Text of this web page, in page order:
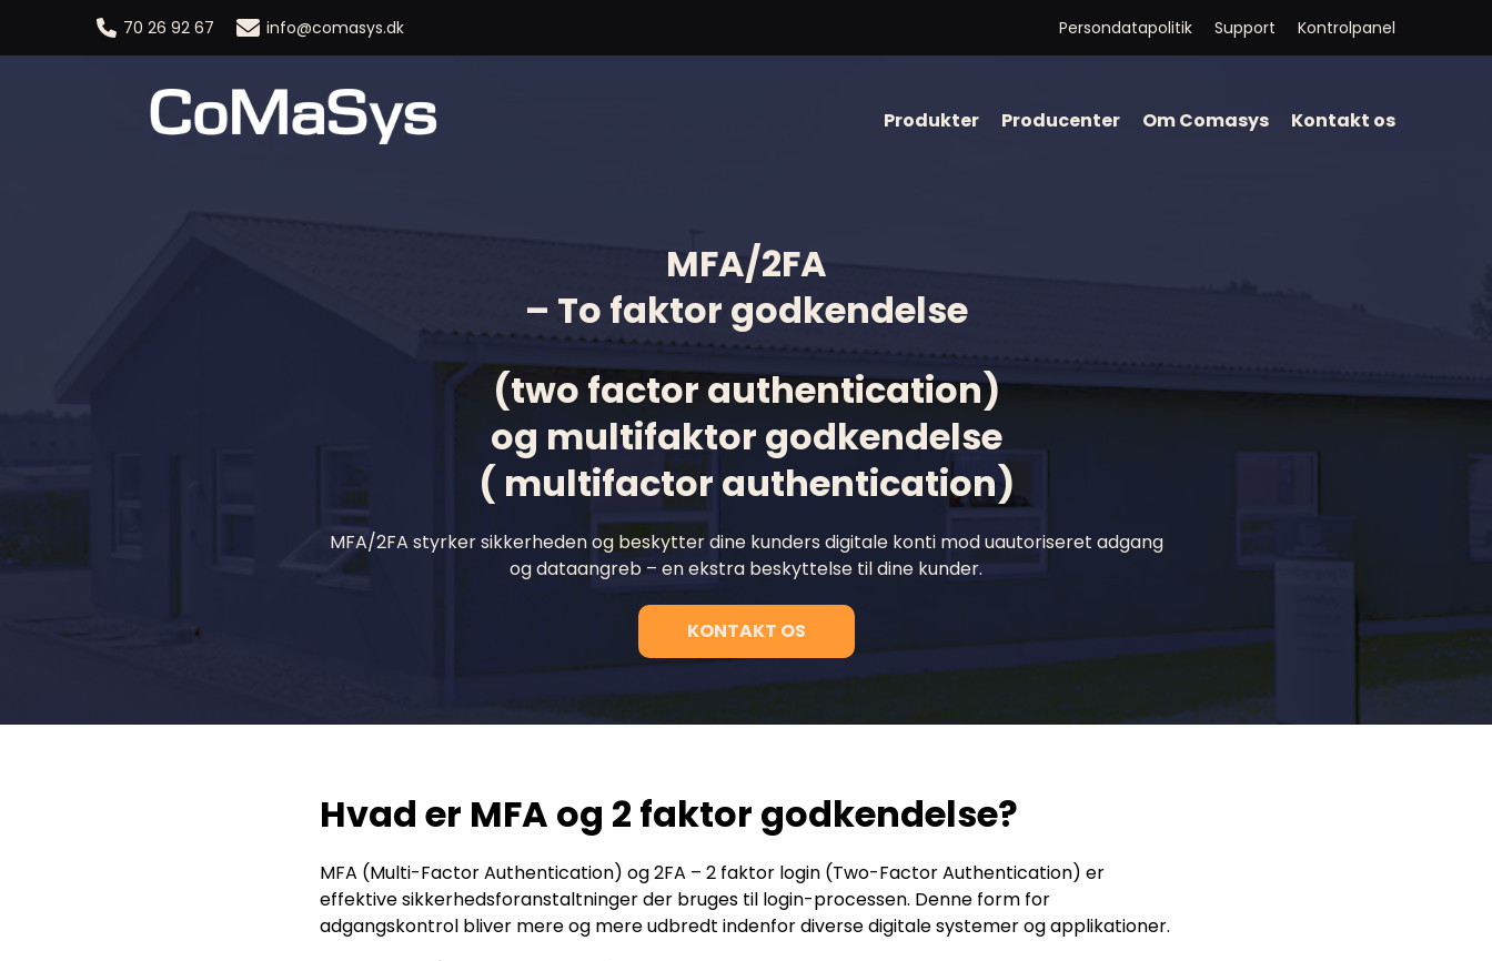
70 26 92 67 info@comasys.dk Persondatapolitik Support Kontrolpanel
Produkter Producenter Om Comasys Kontakt os
MFA/2FA
– To faktor godkendelse
(two factor authentication)
og multifaktor godkendelse
( multifactor authentication)
MFA/2FA styrker sikkerheden og beskytter dine kunders digitale konti mod uautoriseret adgang
og dataangreb – en ekstra beskyttelse til dine kunder.
KONTAKT OS
Hvad er MFA og 2 faktor godkendelse?
MFA (Multi-Factor Authentication) og 2FA – 2 faktor login (Two-Factor Authentication) er
effektive sikkerhedsforanstaltninger der bruges til login-processen. Denne form for
adgangskontrol bliver mere og mere udbredt indenfor diverse digitale systemer og applikationer.